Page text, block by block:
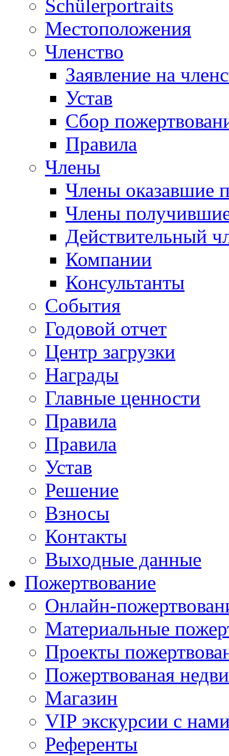
Schülerportraits
Местоположения
Членство
Заявление на
Устав
Сбор
Правила
Члены
Члены оказавшие
Члены
Действительный
Компании
Консультанты
События
Годовой отчет
Центр загрузки
Награды
Главные ценности
Правила
Правила
Устав
Решение
Взносы
Контакты
Выходные данные
Пожертвование
Онлайн-
Материальные
Проекты
Пожертвованая
Магазин
VIP экскурсии с
Референты